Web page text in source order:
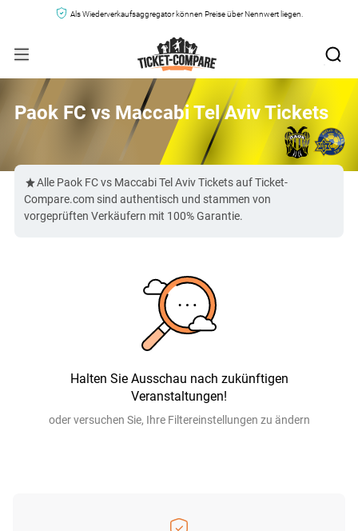
Als Wiederverkaufsaggregator können Preise über Nennwert liegen.
Paok FC vs Maccabi Tel Aviv Tickets
Alle Paok FC vs Maccabi Tel Aviv Tickets auf Ticket-
Compare.com sind authentisch und stammen von
vorgeprüften Verkäufern mit 100% Garantie.
Halten Sie Ausschau nach zukünftigen
Veranstaltungen!
oder versuchen Sie, Ihre Filtereinstellungen zu ändern